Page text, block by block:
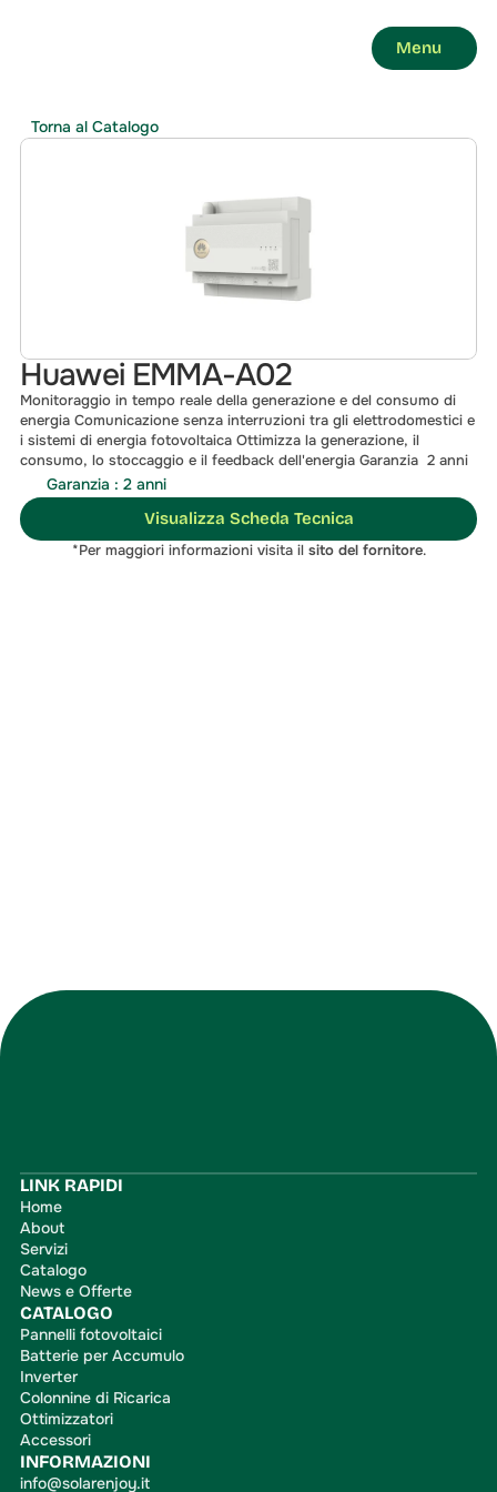
Menu
Huawei EMMA-A02
Monitoraggio in tempo reale della generazione e del consumo di
energia Comunicazione senza interruzioni tra gli elettrodomestici e
i sistemi di energia fotovoltaica Ottimizza la generazione, il
consumo, lo stoccaggio e il feedback dell'energia Garanzia  2 anni
Garanzia : 2 anni
Visualizza Scheda Tecnica
*Per maggiori informazioni visita il sito del fornitore.
Torna al Catalogo
LINK RAPIDI
Home
About
Servizi
Catalogo
News e Offerte
CATALOGO
Pannelli fotovoltaici
Batterie per Accumulo
Inverter
Colonnine di Ricarica
Ottimizzatori
Accessori
INFORMAZIONI
info@solarenjoy.it